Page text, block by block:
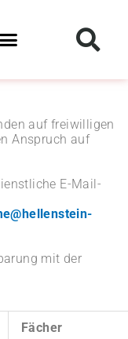
auf freiwilligen
Anspruch auf
E-Mail-
mit der
Fächer